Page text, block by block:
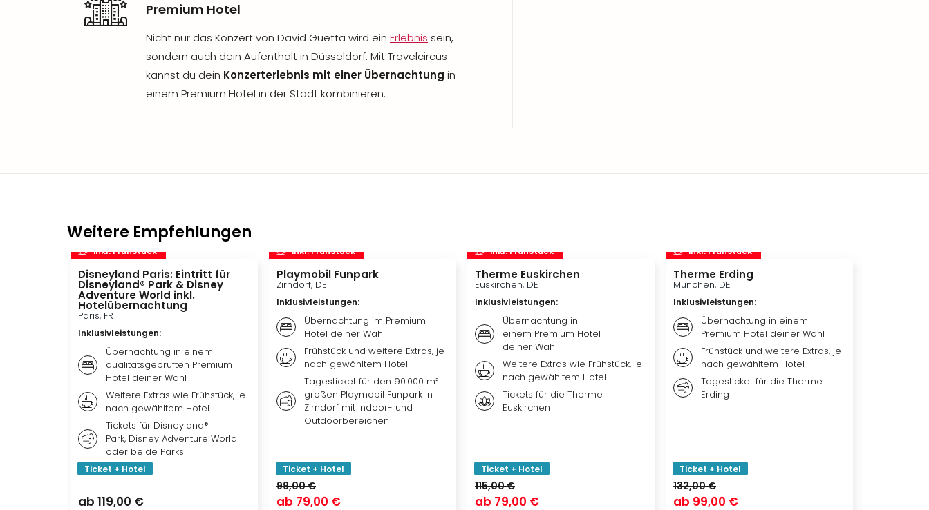
Premium Hotel
Nicht nur das Konzert von David Guetta wird ein Erlebnis sein,
sondern auch dein Aufenthalt in Düsseldorf. Mit Travelcircus
kannst du dein Konzerterlebnis mit einer Übernachtung in
einem Premium Hotel in der Stadt kombinieren.
Weitere Empfehlungen
inkl. Frühstück
Disneyland Paris: Eintritt für
Disneyland® Park & Disney
Adventure World inkl.
Hotelübernachtung
Paris, FR
Inklusivleistungen:
Übernachtung in einem
qualitätsgeprüften Premium
Hotel deiner Wahl
Weitere Extras wie Frühstück, je
nach gewähltem Hotel
Tickets für Disneyland®
Park, Disney Adventure World
oder beide Parks
Ticket + Hotel
ab 119,00 €
inkl. Frühstück
Playmobil Funpark
Zirndorf, DE
Inklusivleistungen:
Übernachtung im Premium
Hotel deiner Wahl
Frühstück und weitere Extras, je
nach gewähltem Hotel
Tagesticket für den 90.000 m²
großen Playmobil Funpark in
Zirndorf mit Indoor- und
Outdoorbereichen
Ticket + Hotel
99,00 €
ab 79,00 €
inkl. Frühstück
Therme Euskirchen
Euskirchen, DE
Inklusivleistungen:
Übernachtung in
einem Premium Hotel
deiner Wahl
Weitere Extras wie Frühstück, je
nach gewähltem Hotel
Tickets für die Therme
Euskirchen
Ticket + Hotel
115,00 €
ab 79,00 €
inkl. Frühstück
Therme Erding
München, DE
Inklusivleistungen:
Übernachtung in einem
Premium Hotel deiner Wahl
Frühstück und weitere Extras, je
nach gewähltem Hotel
Tagesticket für die Therme
Erding
Ticket + Hotel
132,00 €
ab 99,00 €